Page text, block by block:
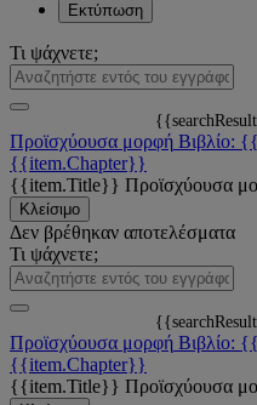
Εκτύπωση
Τι ψάχνετε;
Προϊσχύουσα μορφή Βιβλίο:
{{item.Chapter}}
{{item.Title}} Προϊσχύουσα
Κλείσιμο
Δεν βρέθηκαν αποτελέσματα
Τι ψάχνετε;
Προϊσχύουσα μορφή Βιβλίο:
{{item.Chapter}}
{{item.Title}} Προϊσχύουσα